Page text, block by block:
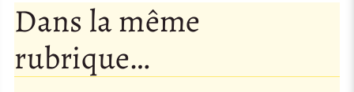
Dans la même
rubrique…